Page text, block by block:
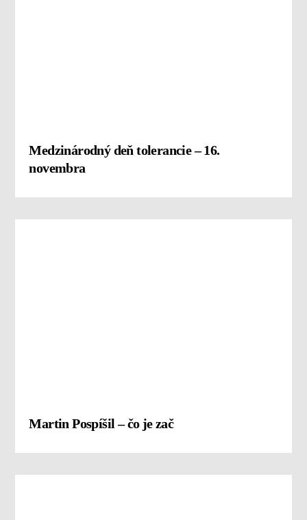
Medzinárodný deň tolerancie – 16.
novembra
Martin Pospíšil – čo je zač